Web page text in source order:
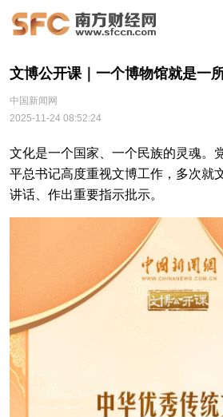
文博公开课｜一个博物馆就是一
中国新闻网
2025-11-24 08:52:24
文化是一个国家、一个民族的灵魂。
平总书记高度重视文博工作，多次就
讲话、作出重要指示批示。